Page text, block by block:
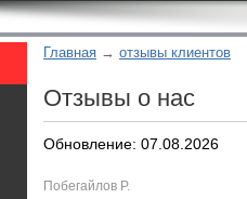
Главная отзывы клиентов
Отзывы о нас
Обновление: 07.08.2026
Побегайлов Р.